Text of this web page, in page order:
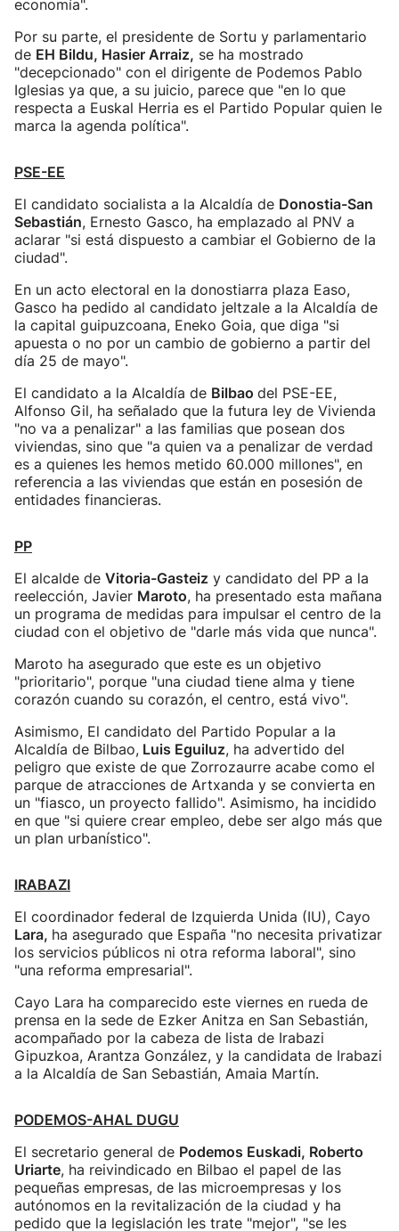
economía".
Por su parte, el presidente de Sortu y parlamentario
de EH Bildu, Hasier Arraiz, se ha mostrado
"decepcionado" con el dirigente de Podemos Pablo
Iglesias ya que, a su juicio, parece que "en lo que
respecta a Euskal Herria es el Partido Popular quien le
marca la agenda política".
PSE-EE
El candidato socialista a la Alcaldía de Donostia-San
Sebastián, Ernesto Gasco, ha emplazado al PNV a
aclarar "si está dispuesto a cambiar el Gobierno de la
ciudad".
En un acto electoral en la donostiarra plaza Easo,
Gasco ha pedido al candidato jeltzale a la Alcaldía de
la capital guipuzcoana, Eneko Goia, que diga "si
apuesta o no por un cambio de gobierno a partir del
día 25 de mayo".
El candidato a la Alcaldía de Bilbao del PSE-EE,
Alfonso Gil, ha señalado que la futura ley de Vivienda
"no va a penalizar" a las familias que posean dos
viviendas, sino que "a quien va a penalizar de verdad
es a quienes les hemos metido 60.000 millones", en
referencia a las viviendas que están en posesión de
entidades financieras.
PP
El alcalde de Vitoria-Gasteiz y candidato del PP a la
reelección, Javier Maroto, ha presentado esta mañana
un programa de medidas para impulsar el centro de la
ciudad con el objetivo de "darle más vida que nunca".
Maroto ha asegurado que este es un objetivo
"prioritario", porque "una ciudad tiene alma y tiene
corazón cuando su corazón, el centro, está vivo".
Asimismo, El candidato del Partido Popular a la
Alcaldía de Bilbao, Luis Eguiluz, ha advertido del
peligro que existe de que Zorrozaurre acabe como el
parque de atracciones de Artxanda y se convierta en
un "fiasco, un proyecto fallido". Asimismo, ha incidido
en que "si quiere crear empleo, debe ser algo más que
un plan urbanístico".
IRABAZI
El coordinador federal de Izquierda Unida (IU), Cayo
Lara, ha asegurado que España "no necesita privatizar
los servicios públicos ni otra reforma laboral", sino
"una reforma empresarial".
Cayo Lara ha comparecido este viernes en rueda de
prensa en la sede de Ezker Anitza en San Sebastián,
acompañado por la cabeza de lista de Irabazi
Gipuzkoa, Arantza González, y la candidata de Irabazi
a la Alcaldía de San Sebastián, Amaia Martín.
PODEMOS-AHAL DUGU
El secretario general de Podemos Euskadi, Roberto
Uriarte, ha reivindicado en Bilbao el papel de las
pequeñas empresas, de las microempresas y los
autónomos en la revitalización de la ciudad y ha
pedido que la legislación les trate "mejor", "se les